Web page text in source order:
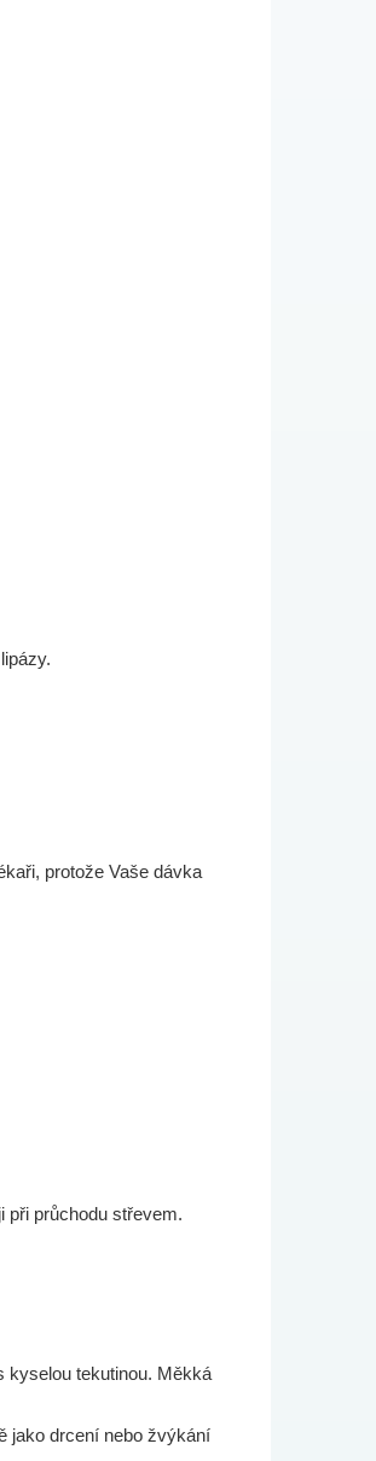
protože Vaše dávka
při průchodu střevem.
kyselou tekutinou. Měkká
jako drcení nebo žvýkání